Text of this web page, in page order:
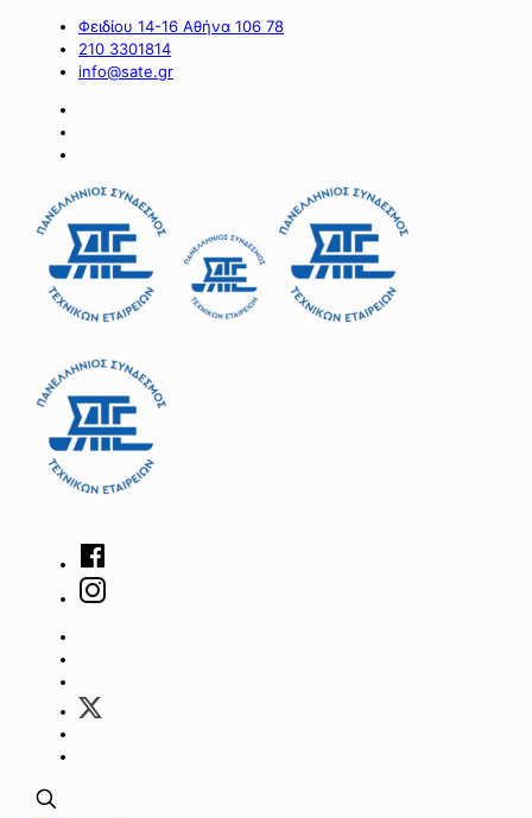
Φειδίου 14-16 Αθήνα 106 78
210 3301814
info@sate.gr